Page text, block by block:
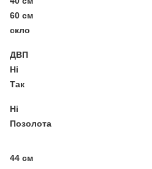
60 см
скло
ДВП
Ні
Так
Ні
Позолота
44 см